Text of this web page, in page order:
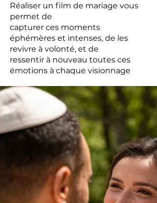
Réaliser un film de mariage vous
permet de
capturer ces moments
éphémères et intenses, de les
revivre à volonté, et de
ressentir à nouveau toutes ces
émotions à chaque visionnage